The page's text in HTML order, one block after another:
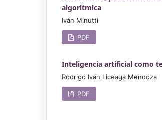
algorítmica
Iván Minutti
PDF
Inteligencia artificial como
Rodrigo Iván Liceaga Mendoza
PDF